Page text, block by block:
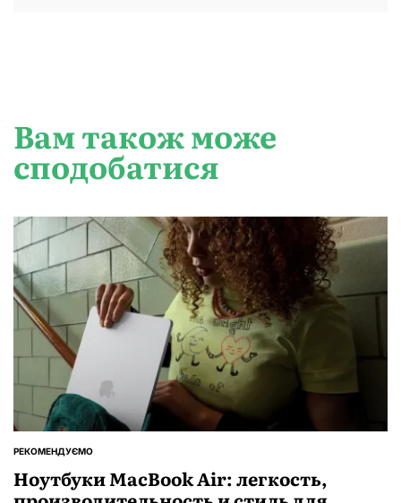
Вам також може
сподобатися
ОПУБЛІКУВАТИ
РЕКОМЕНДУЄМО
Ноутбуки MacBook Air: легкость,